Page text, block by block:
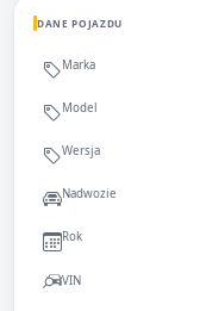
DANE POJAZDU
Marka
Model
Wersja
Nadwozie
Rok
VIN